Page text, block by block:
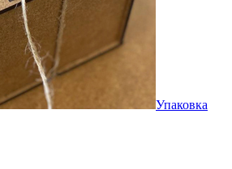
Упаковка